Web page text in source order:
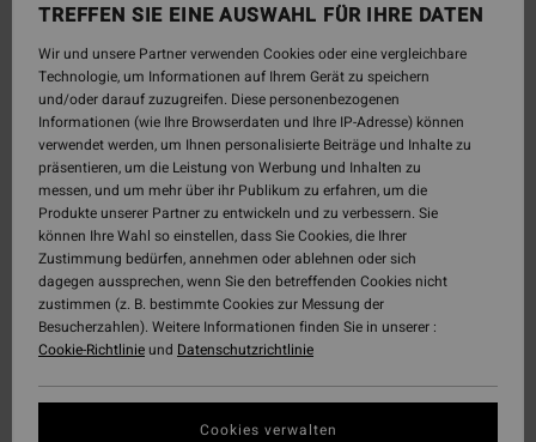
TREFFEN SIE EINE AUSWAHL FÜR IHRE DATEN
Wir und unsere Partner verwenden Cookies oder eine vergleichbare
Technologie, um Informationen auf Ihrem Gerät zu speichern
und/oder darauf zuzugreifen. Diese personenbezogenen
Informationen (wie Ihre Browserdaten und Ihre IP-Adresse) können
verwendet werden, um Ihnen personalisierte Beiträge und Inhalte zu
präsentieren, um die Leistung von Werbung und Inhalten zu
messen, und um mehr über ihr Publikum zu erfahren, um die
Produkte unserer Partner zu entwickeln und zu verbessern. Sie
können Ihre Wahl so einstellen, dass Sie Cookies, die Ihrer
Zustimmung bedürfen, annehmen oder ablehnen oder sich
dagegen aussprechen, wenn Sie den betreffenden Cookies nicht
zustimmen (z. B. bestimmte Cookies zur Messung der
Besucherzahlen). Weitere Informationen finden Sie in unserer :
Cookie-Richtlinieund Datenschutzrichtlinie
Cookies verwalten